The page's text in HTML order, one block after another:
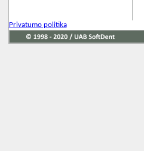
Privatumo politika